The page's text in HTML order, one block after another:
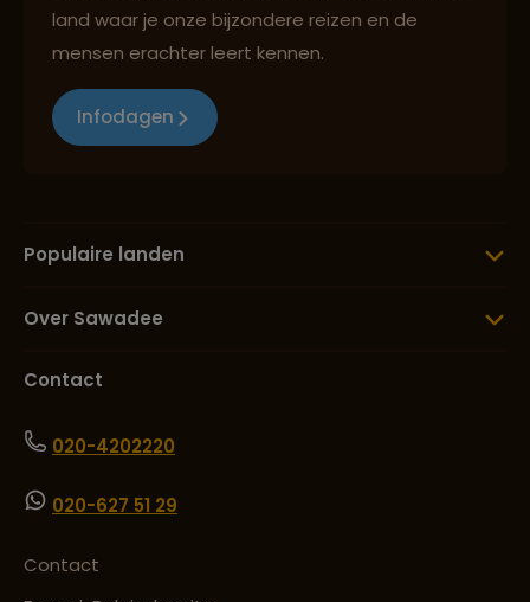
land waar je onze bijzondere reizen en de
mensen erachter leert kennen.
Infodagen
Populaire landen
Over Sawadee
Contact
020-4202220
020-627 51 29
Contact